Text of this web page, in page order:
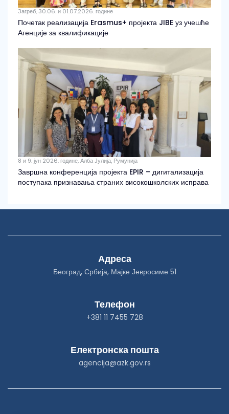
Загреб, 30.06. и 01.07.2026. године
Почетак реализација Erasmus+ пројекта JIBE уз учешће
Агенције за квалификације
8 и 9. јун 2026. године, Алба Јулија, Румунија
Завршна конференција пројекта EPIR – дигитализација
поступака признавања страних високошколских исправа
Адреса
Београд, Србија, Мајке Јевросиме 51
Телефон
+381 11 7455 728
Електронска пошта
agencija@azk.gov.rs